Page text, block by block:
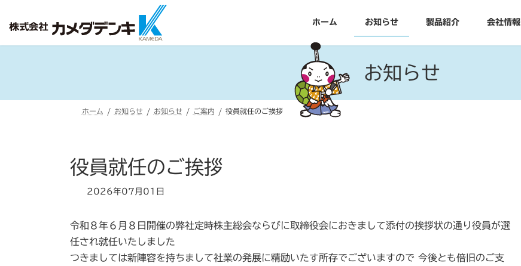
ス
ン
ホーム お知らせ 製品紹介 会社情報
お知らせ
ホーム お知らせ お知らせ ご案内 役員就任のご挨拶
役員就任のご挨拶
2026年07月01日
令和８年６月８日開催の弊社定時株主総会ならびに取締役会におきまして添付の挨拶状の通り役員が選
任され就任いたしました
つきましては新陣容を持ちまして社業の発展に精励いたす所存でございますので 今後とも倍旧のご支